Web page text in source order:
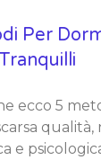
Per
Tranquilli
ecco 5
qualità,
e